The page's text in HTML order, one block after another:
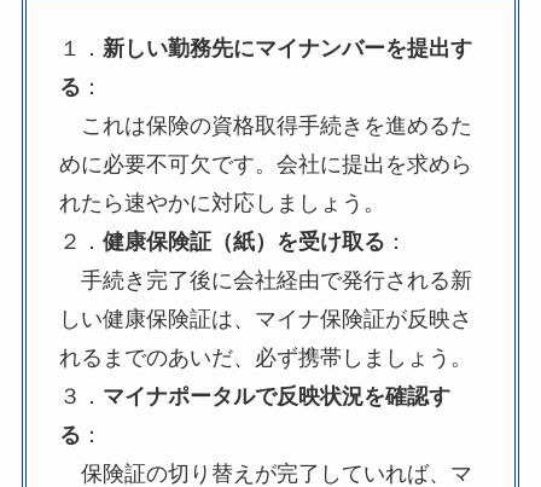
１． 新しい勤務先にマイナンバーを提出す
る ：
これは保険の資格取得手続きを進めるた
めに必要不可欠です。会社に提出を求めら
れたら速やかに対応しましょう。
２． 健康保険証（紙）を受け取る ：
手続き完了後に会社経由で発行される新
しい健康保険証は、マイナ保険証が反映さ
れるまでのあいだ、必ず携帯しましょう。
３． マイナポータルで反映状況を確認す
る ：
保険証の切り替えが完了していれば、マ